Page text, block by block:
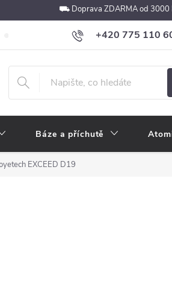
⛟ Doprava ZDARMA od 3000
+420 775 110
obchod@e-
Podmínky ochrany osobních údajů
Báze a příchutě
EXCEED D19